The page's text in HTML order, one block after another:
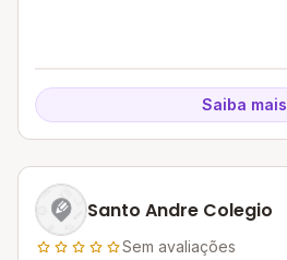
Saiba mais
Santo Andre Colegio
Sem avaliações